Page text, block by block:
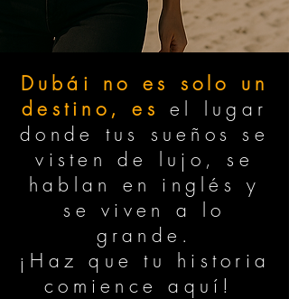
Dubái no es solo un
destino, es
el lugar
donde tus sueños se
visten de lujo, se
hablan en inglés y
se viven a lo
grande.
¡Haz que tu historia
comience aquí!